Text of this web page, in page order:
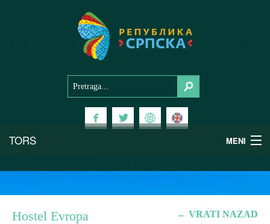
TORS MENI
← VRATI NAZAD
Hostel Evropa